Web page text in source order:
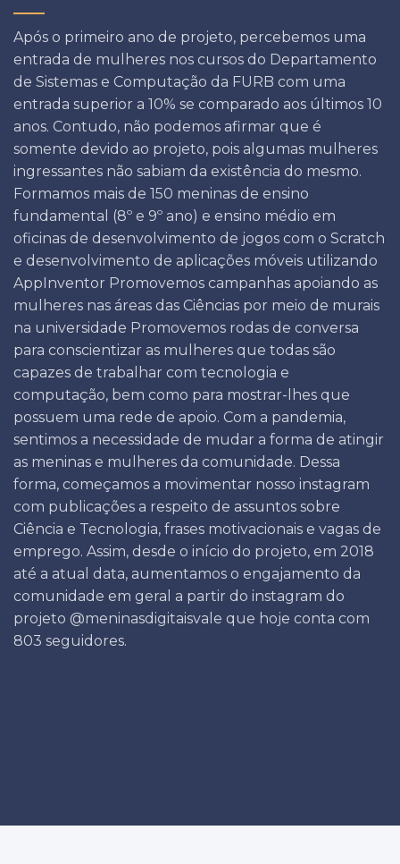
Após o primeiro ano de projeto, percebemos uma
entrada de mulheres nos cursos do Departamento
de Sistemas e Computação da FURB com uma
entrada superior a 10% se comparado aos últimos 10
anos. Contudo, não podemos afirmar que é
somente devido ao projeto, pois algumas mulheres
ingressantes não sabiam da existência do mesmo.
Formamos mais de 150 meninas de ensino
fundamental (8º e 9º ano) e ensino médio em
oficinas de desenvolvimento de jogos com o Scratch
e desenvolvimento de aplicações móveis utilizando
AppInventor Promovemos campanhas apoiando as
mulheres nas áreas das Ciências por meio de murais
na universidade Promovemos rodas de conversa
para conscientizar as mulheres que todas são
capazes de trabalhar com tecnologia e
computação, bem como para mostrar-lhes que
possuem uma rede de apoio. Com a pandemia,
sentimos a necessidade de mudar a forma de atingir
as meninas e mulheres da comunidade. Dessa
forma, começamos a movimentar nosso instagram
com publicações a respeito de assuntos sobre
Ciência e Tecnologia, frases motivacionais e vagas de
emprego. Assim, desde o início do projeto, em 2018
até a atual data, aumentamos o engajamento da
comunidade em geral a partir do instagram do
projeto @meninasdigitaisvale que hoje conta com
803 seguidores.